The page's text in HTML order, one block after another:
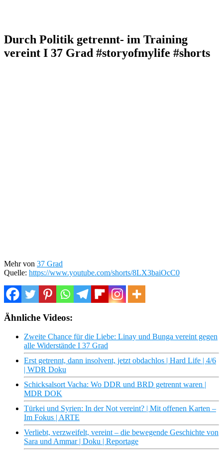
Durch Politik getrennt- im Training
vereint I 37 Grad #storyofmylife #shorts
Mehr von 37 Grad
Quelle: https://www.youtube.com/shorts/8LX3baiOcC0
Ähnliche Videos:
Zweite Chance für die Liebe: Linay und Bunga vereint gegen
alle Widerstände I 37 Grad
Erst getrennt, dann insolvent, jetzt obdachlos | Hard Life | 4/6
| WDR Doku
Schicksalsort Vacha: Wo DDR und BRD getrennt waren |
MDR DOK
Türkei und Syrien: In der Not vereint? | Mit offenen Karten –
Im Fokus | ARTE
Verliebt, verzweifelt, vereint – die bewegende Geschichte von
Sara und Ammar | Doku | Reportage